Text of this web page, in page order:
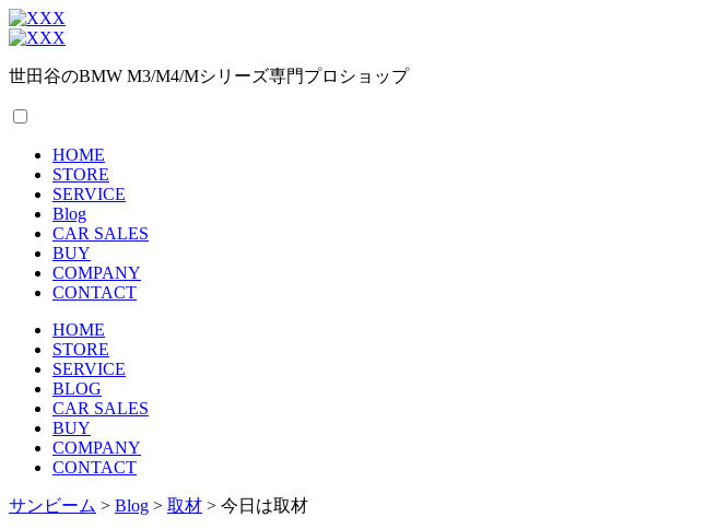
世田谷のBMW M3/M4/Mシリーズ専門プロショップ
HOME
STORE
SERVICE
Blog
CAR SALES
BUY
COMPANY
CONTACT
HOME
STORE
SERVICE
BLOG
CAR SALES
BUY
COMPANY
CONTACT
サンビーム > Blog > 取材 > 今日は取材